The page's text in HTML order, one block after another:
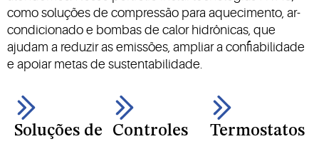
como soluções de compressão para aquecimento, ar-
condicionado e bombas de calor hidrônicas, que
ajudam a reduzir as emissões, ampliar a confiabilidade
e apoiar metas de sustentabilidade.
Soluções de
Controles
Termostatos